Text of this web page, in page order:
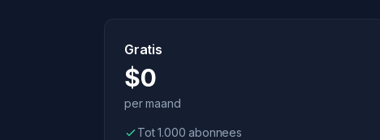
Gratis
$0
per maand
Tot 1.000 abonnees